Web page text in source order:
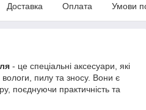
Доставка Оплата Умови
- це спеціальні аксесуари, які
пилу та зносу. Вони є
поєднуючи практичність та